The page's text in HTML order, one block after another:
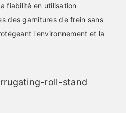
fiabilité en utilisation
des garnitures de frein sans
l'environnement et la